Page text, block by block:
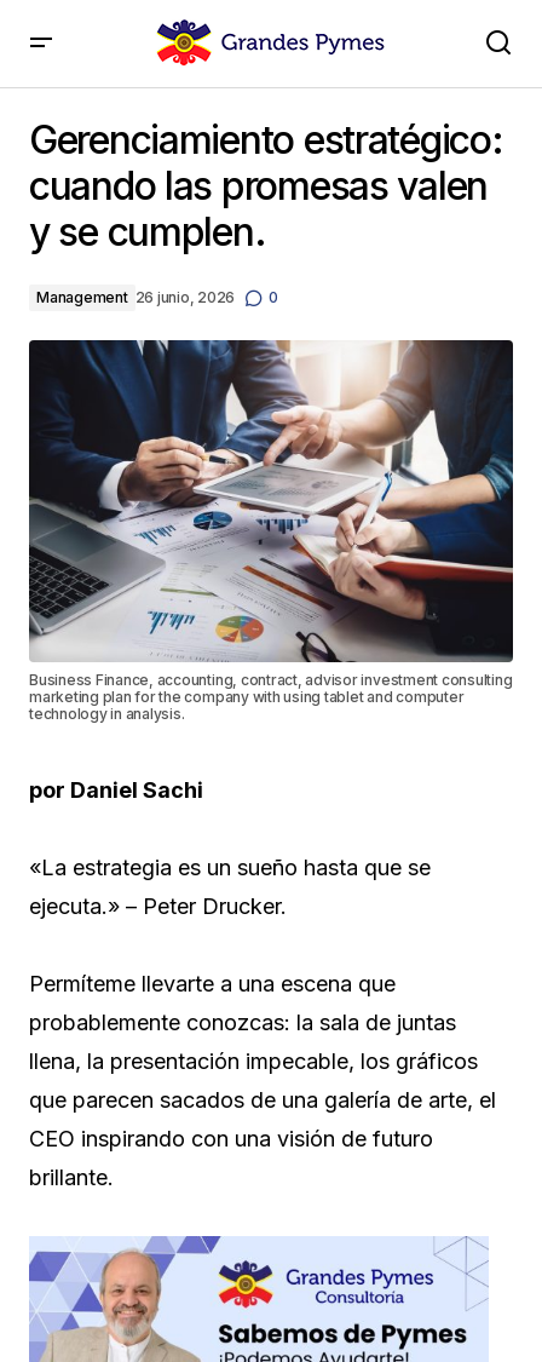
valen y se cumplen.
Gerenciamiento estratégico:
cuando las promesas valen
y se cumplen.
Management 26 junio, 2026 0
Business Finance, accounting, contract, advisor investment consulting
marketing plan for the company with using tablet and computer
technology in analysis.
por Daniel Sachi
«La estrategia es un sueño hasta que se
ejecuta.» – Peter Drucker.
Permíteme llevarte a una escena que
probablemente conozcas: la sala de juntas
llena, la presentación impecable, los gráficos
que parecen sacados de una galería de arte, el
CEO inspirando con una visión de futuro
brillante.